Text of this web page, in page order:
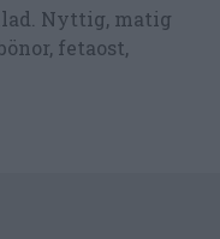
Nyttig, matig
fetaost,